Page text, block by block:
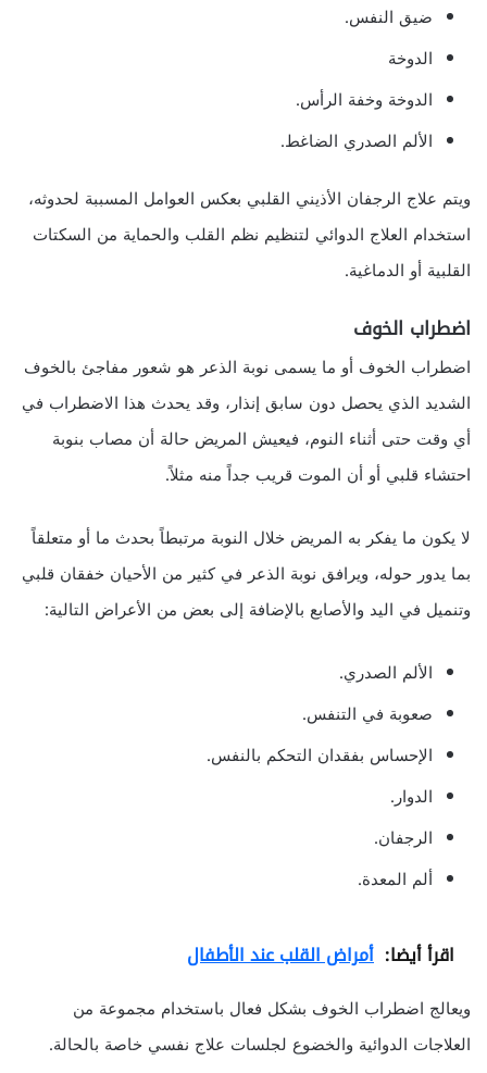
ضيق النفس.
الدوخة
الدوخة وخفة الرأس.
الألم الصدري الضاغط.
ويتم علاج الرجفان الأذيني القلبي بعكس العوامل المسببة لحدوثه،
استخدام العلاج الدوائي لتنظيم نظم القلب والحماية من السكتات
القلبية أو الدماغية.
اضطراب الخوف
اضطراب الخوف أو ما يسمى نوبة الذعر هو شعور مفاجئ بالخوف
الشديد الذي يحصل دون سابق إنذار، وقد يحدث هذا الاضطراب في
أي وقت حتى أثناء النوم، فيعيش المريض حالة أن مصاب بنوبة
احتشاء قلبي أو أن الموت قريب جداً منه مثلاً.
لا يكون ما يفكر به المريض خلال النوبة مرتبطاً بحدث ما أو متعلقاً
بما يدور حوله، ويرافق نوبة الذعر في كثير من الأحيان خفقان قلبي
وتنميل في اليد والأصابع بالإضافة إلى بعض من الأعراض التالية:
الألم الصدري.
صعوبة في التنفس.
الإحساس بفقدان التحكم بالنفس.
الدوار.
الرجفان.
ألم المعدة.
اقرأ أيضا: أمراض القلب عند الأطفال
ويعالج اضطراب الخوف بشكل فعال باستخدام مجموعة من
العلاجات الدوائية والخضوع لجلسات علاج نفسي خاصة بالحالة.